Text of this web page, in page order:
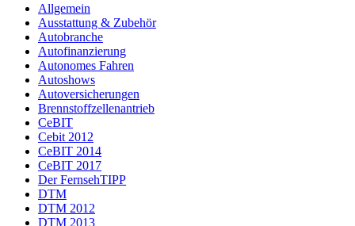
Allgemein
Ausstattung & Zubehör
Autobranche
Autofinanzierung
Autonomes Fahren
Autoshows
Autoversicherungen
Brennstoffzellenantrieb
CeBIT
Cebit 2012
CeBIT 2014
CeBIT 2017
Der FernsehTIPP
DTM
DTM 2012
DTM 2013